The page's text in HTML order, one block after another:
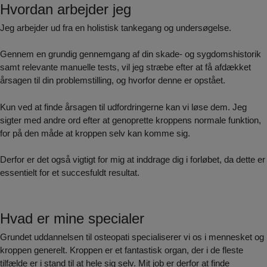
Hvordan arbejder jeg
Jeg arbejder ud fra en holistisk tankegang og undersøgelse.
Gennem en grundig gennemgang af din skade- og sygdomshistorik
samt relevante manuelle tests, vil jeg stræbe efter at få afdækket
årsagen til din problemstilling, og hvorfor denne er opstået.
Kun ved at finde årsagen til udfordringerne kan vi løse dem. Jeg
sigter med andre ord efter at genoprette kroppens normale funktion,
for på den måde at kroppen selv kan komme sig.
Derfor er det også vigtigt for mig at inddrage dig i forløbet, da dette er
essentielt for et succesfuldt resultat.
Hvad er mine specialer
Grundet uddannelsen til osteopati specialiserer vi os i mennesket og
kroppen generelt. Kroppen er et fantastisk organ, der i de fleste
tilfælde er i stand til at hele sig selv. Mit job er derfor at finde